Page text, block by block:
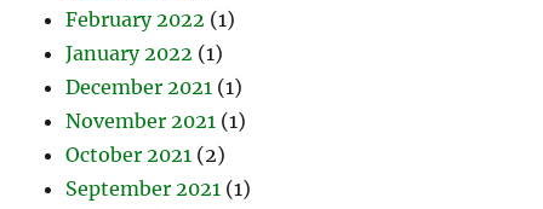
February 2022 (1)
January 2022 (1)
December 2021 (1)
November 2021 (1)
October 2021 (2)
September 2021 (1)